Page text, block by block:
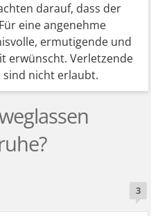
darauf, dass der
eine angenehme
ermutigende und
erwünscht. Verletzende
nicht erlaubt.
3